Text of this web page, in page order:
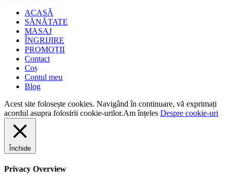
ACASĂ
SĂNĂTATE
MASAJ
ÎNGRIJIRE
PROMOȚII
Contact
Coș
Contul meu
Blog
Acest site folosește cookies. Navigând în continuare, vă exprimați
acordul asupra folosirii cookie-urilor.Am înțeles Despre cookie-uri
Închide
Privacy Overview